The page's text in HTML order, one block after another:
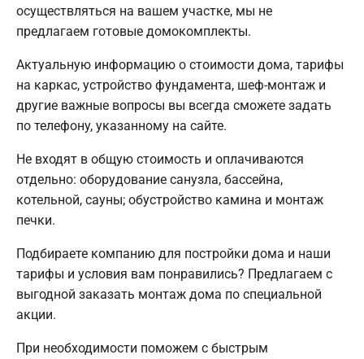
осуществляться на вашем участке, мы не
предлагаем готовые домокомплекты.
Актуальную информацию о стоимости дома, тарифы
на каркас, устройство фундамента, шеф-монтаж и
другие важные вопросы вы всегда сможете задать
по телефону, указанному на сайте.
Не входят в общую стоимость и оплачиваются
отдельно: оборудование санузла, бассейна,
котельной, сауны; обустройство камина и монтаж
печки.
Подбираете компанию для постройки дома и наши
тарифы и условия вам понравились? Предлагаем с
выгодной заказать монтаж дома по специальной
акции.
При необходимости поможем с быстрым